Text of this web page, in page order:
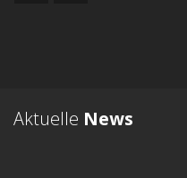
Aktuelle News